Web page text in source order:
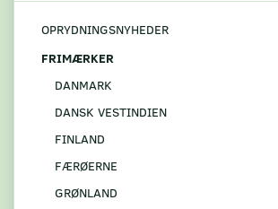
OPRYDNINGSNYHEDER
FRIMÆRKER
DANMARK
DANSK VESTINDIEN
FINLAND
FÆRØERNE
GRØNLAND